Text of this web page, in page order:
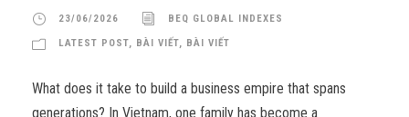
23/06/2026 BEQ GLOBAL INDEXES
LATEST POST, BÀI VIẾT, BÀI VIẾT
What does it take to build a business empire that spans
generations? In Vietnam, one family has become a